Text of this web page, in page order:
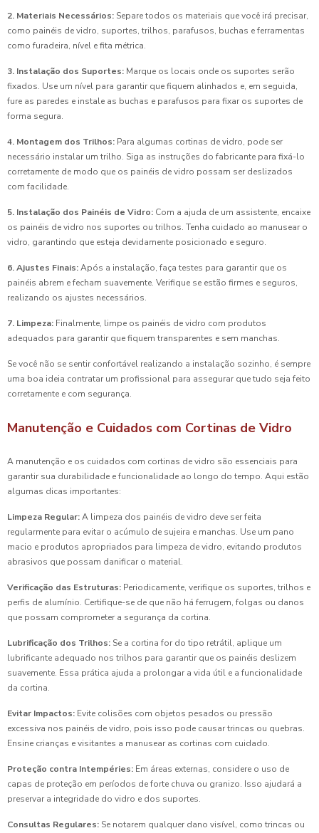
2. Materiais Necessários: Separe todos os materiais que você irá precisar,
como painéis de vidro, suportes, trilhos, parafusos, buchas e ferramentas
como furadeira, nível e fita métrica.
3. Instalação dos Suportes: Marque os locais onde os suportes serão
fixados. Use um nível para garantir que fiquem alinhados e, em seguida,
fure as paredes e instale as buchas e parafusos para fixar os suportes de
forma segura.
4. Montagem dos Trilhos: Para algumas cortinas de vidro, pode ser
necessário instalar um trilho. Siga as instruções do fabricante para fixá-lo
corretamente de modo que os painéis de vidro possam ser deslizados
com facilidade.
5. Instalação dos Painéis de Vidro: Com a ajuda de um assistente, encaixe
os painéis de vidro nos suportes ou trilhos. Tenha cuidado ao manusear o
vidro, garantindo que esteja devidamente posicionado e seguro.
6. Ajustes Finais:Após a instalação, faça testes para garantir que os
painéis abrem e fecham suavemente. Verifique se estão firmes e seguros,
realizando os ajustes necessários.
7. Limpeza: Finalmente, limpe os painéis de vidro com produtos
adequados para garantir que fiquem transparentes e sem manchas.
Se você não se sentir confortável realizando a instalação sozinho, é sempre
uma boa ideia contratar um profissional para assegurar que tudo seja feito
corretamente e com segurança.
Manutenção e Cuidados com Cortinas de Vidro
A manutenção e os cuidados com cortinas de vidro são essenciais para
garantir sua durabilidade e funcionalidade ao longo do tempo. Aqui estão
algumas dicas importantes:
Limpeza Regular:A limpeza dos painéis de vidro deve ser feita
regularmente para evitar o acúmulo de sujeira e manchas. Use um pano
macio e produtos apropriados para limpeza de vidro, evitando produtos
abrasivos que possam danificar o material.
Verificação das Estruturas: Periodicamente, verifique os suportes, trilhos e
perfis de alumínio. Certifique-se de que não há ferrugem, folgas ou danos
que possam comprometer a segurança da cortina.
Lubrificação dos Trilhos: Se a cortina for do tipo retrátil, aplique um
lubrificante adequado nos trilhos para garantir que os painéis deslizem
suavemente. Essa prática ajuda a prolongar a vida útil e a funcionalidade
da cortina.
Evitar Impactos: Evite colisões com objetos pesados ou pressão
excessiva nos painéis de vidro, pois isso pode causar trincas ou quebras.
Ensine crianças e visitantes a manusear as cortinas com cuidado.
Proteção contra Intempéries: Em áreas externas, considere o uso de
capas de proteção em períodos de forte chuva ou granizo. Isso ajudará a
preservar a integridade do vidro e dos suportes.
Consultas Regulares: Se notarem qualquer dano visível, como trincas ou